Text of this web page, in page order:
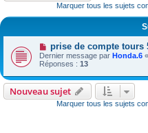
Marquer tous les sujets
prise de compte tours
Dernier message par Honda.6 «
Réponses : 13
Nouveau sujet
Marquer tous les sujets